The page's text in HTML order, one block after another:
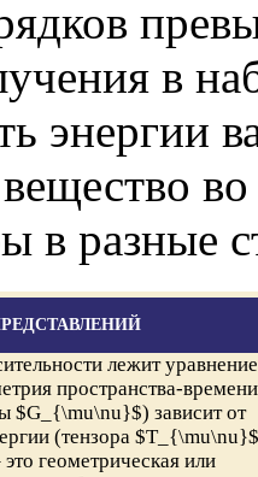
в
энергии
в разные
лежит
пространства-времени
$G_{\mu\nu}$) зависит от
(тензора $T_{\mu\nu}$
геометрическая или